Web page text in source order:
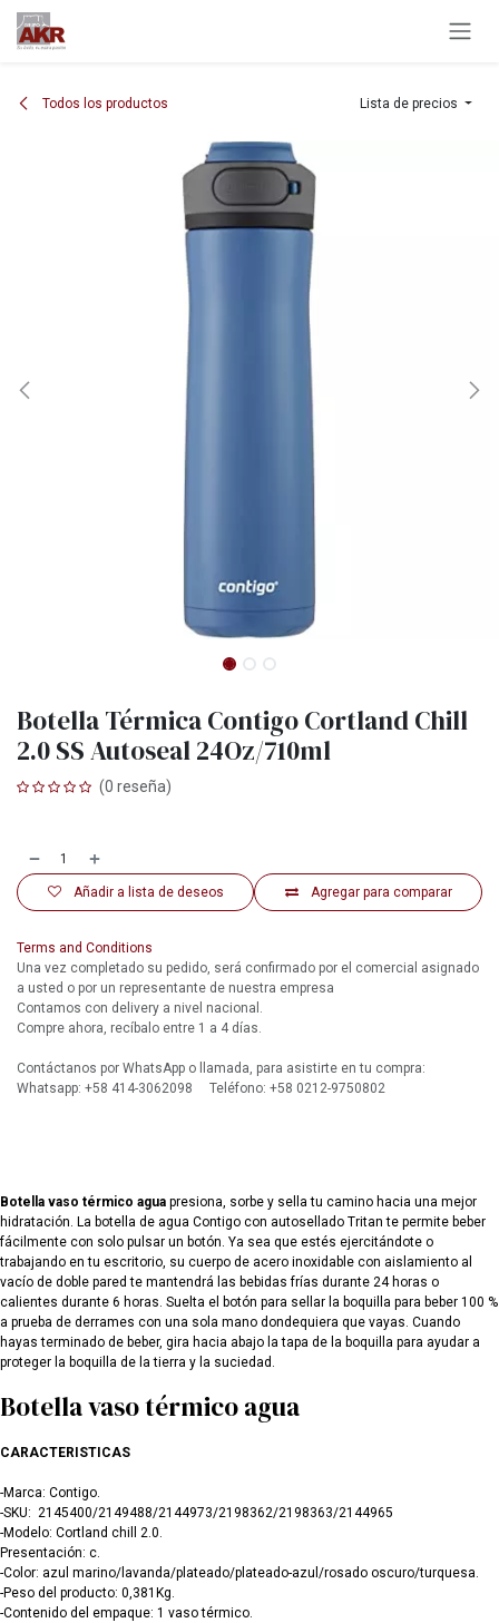
Ir al contenido
Todos los productos Lista de precios
Botella Térmica Contigo Cortland Chill
2.0 SS Autoseal 24Oz/710ml
(0 reseña)
Agregar para comparar
Añadir a lista de deseos
Terms and Conditions
Una vez completado su pedido, será confirmado por el comercial asignado
a usted o por un representante de nuestra empresa
Contamos con delivery a nivel nacional.
Compre ahora, recíbalo entre 1 a 4 días.
Contáctanos por WhatsApp o llamada, para asistirte en tu compra:
Whatsapp: +58 414-3062098 Teléfono: +58 0212-9750802
Botella vaso térmico agua presiona, sorbe y sella tu camino hacia una mejor
hidratación. La botella de agua Contigo con autosellado Tritan te permite beber
fácilmente con solo pulsar un botón. Ya sea que estés ejercitándote o
trabajando en tu escritorio, su cuerpo de acero inoxidable con aislamiento al
vacío de doble pared te mantendrá las bebidas frías durante 24 horas o
calientes durante 6 horas. Suelta el botón para sellar la boquilla para beber 100 %
a prueba de derrames con una sola mano dondequiera que vayas. Cuando
hayas terminado de beber, gira hacia abajo la tapa de la boquilla para ayudar a
proteger la boquilla de la tierra y la suciedad.
Botella vaso térmico agua
CARACTERISTICAS
-Marca: Contigo.
-SKU: 2145400/2149488/2144973/2198362/2198363/2144965
-Modelo: Cortland chill 2.0.
Presentación: c.
-Color: azul marino/lavanda/plateado/plateado-azul/rosado oscuro/turquesa.
-Peso del producto: 0,381Kg.
-Contenido del empaque: 1 vaso térmico.